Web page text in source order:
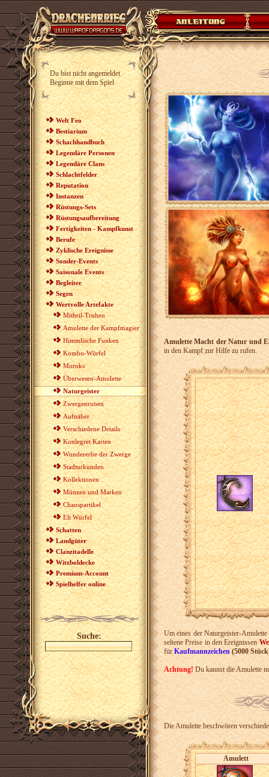
Du bist nicht angemeldet
Beginne mit dem Spiel
Welt Feo
Bestiarium
Schachhandbuch
Legendäre Personen
Legendäre Clans
Schlachtfelder
Reputation
Instanzen
Rüstungs-Sets
Rüstungsaufbereitung
Fertigkeiten - Kampfkunst
Berufe
Zyklische Ereignisse
Sonder-Events
Saisonale Events
Begleiter
Segen
Wertvolle Artefakte
Mithril-Truhen
Amulette der Kampfmagier
Himmlische Funken
Kombo-Würfel
Moroks
Überwesen-Amulette
Naturgeister
Zwergenrunen
Aufnäher
Verschiedene Details
Konlegret Karten
Wundererbe der Zwerge
Stadturkunden
Kollektionen
Münzen und Marken
Chaospartikel
Elt Würfel
Schatten
Landgüter
Clanzitadelle
Witzboldecke
Premium-Account
Spielhelfer online
Suche:
Amulette Macht der Natur und
in den Kampf zur Hilfe zu rufen.
Um eines der Naturgeister-
seltene Preise in den Ereignissen
für Kaufmannzeichen (5000
Achtung!Du kannst die Amulette
Die Amulette beschwören
Amulett